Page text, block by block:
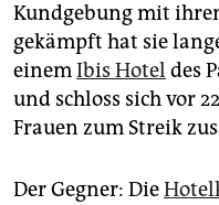
genossenschaft
epaper login
Kundgebung mit
gekämpft hat sie
einemIbis Hotel des
und schloss sich vor
Frauen zum Streik
Der Gegner: Die